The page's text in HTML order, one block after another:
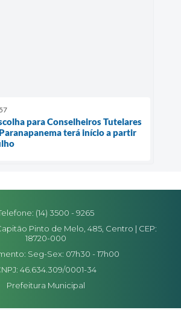
para Conselheiros Tutelares
terá início a partir
(14) 3500 - 9265
Pinto de Melo, 485, Centro | CEP:
18720-000
Seg-Sex: 07h30 - 17h00
46.634.309/0001-34
Prefeitura Municipal